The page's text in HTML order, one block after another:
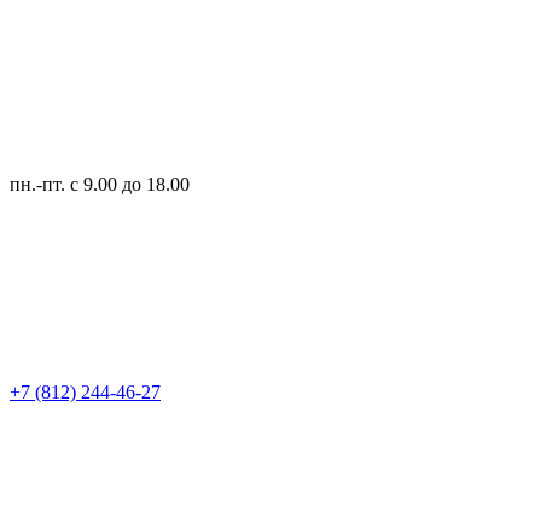
пн.-пт. с 9.00 до 18.00
+7 (812) 244-46-27